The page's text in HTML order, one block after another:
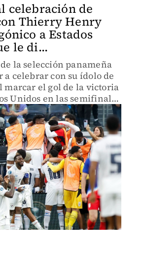
celebración de
Thierry Henry
a Estados
le di...
la selección panameña
a celebrar con su ídolo de
marcar el gol de la victoria
Unidos en las semifinales